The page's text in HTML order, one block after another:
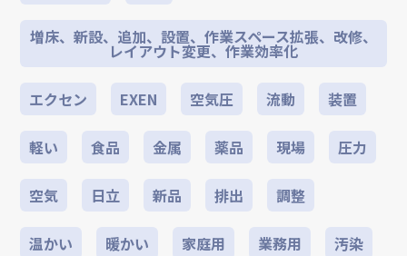
増床、新設、追加、設置、作業スペース拡張、改修、
レイアウト変更、作業効率化
エクセン EXEN 空気圧 流動 装置
軽い 食品 金属 薬品 現場 圧力
空気 日立 新品 排出 調整
温かい 暖かい 家庭用 業務用 汚染